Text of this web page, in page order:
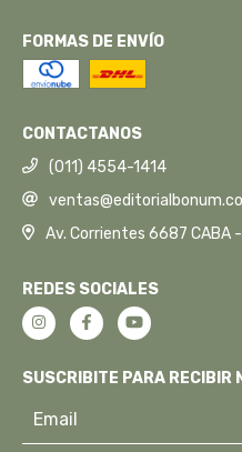
FORMAS DE ENVÍO
CONTACTANOS
(011) 4554-1414
Av. Corrientes 6687 CABA
REDES SOCIALES
SUSCRIBITE PARA RECIBIR